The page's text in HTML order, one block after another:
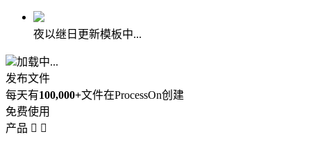
夜以继日更新模板中...
加载中...
发布文件
每天有100,000+文件在ProcessOn创建
免费使用
产品  